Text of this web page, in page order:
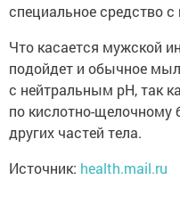
специальное средство
Что касается мужской
подойдет и обычное
с нейтральным pH, так
по кислотно-щелочному
других частей тела.
Источник: health.mail.ru